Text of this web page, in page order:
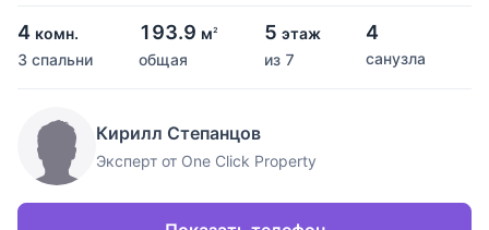
4 комн.
3 спальни
193.9 м2
общая
5 этаж
из 7
4
санузла
Кирилл Степанцов
Эксперт от One Click Property